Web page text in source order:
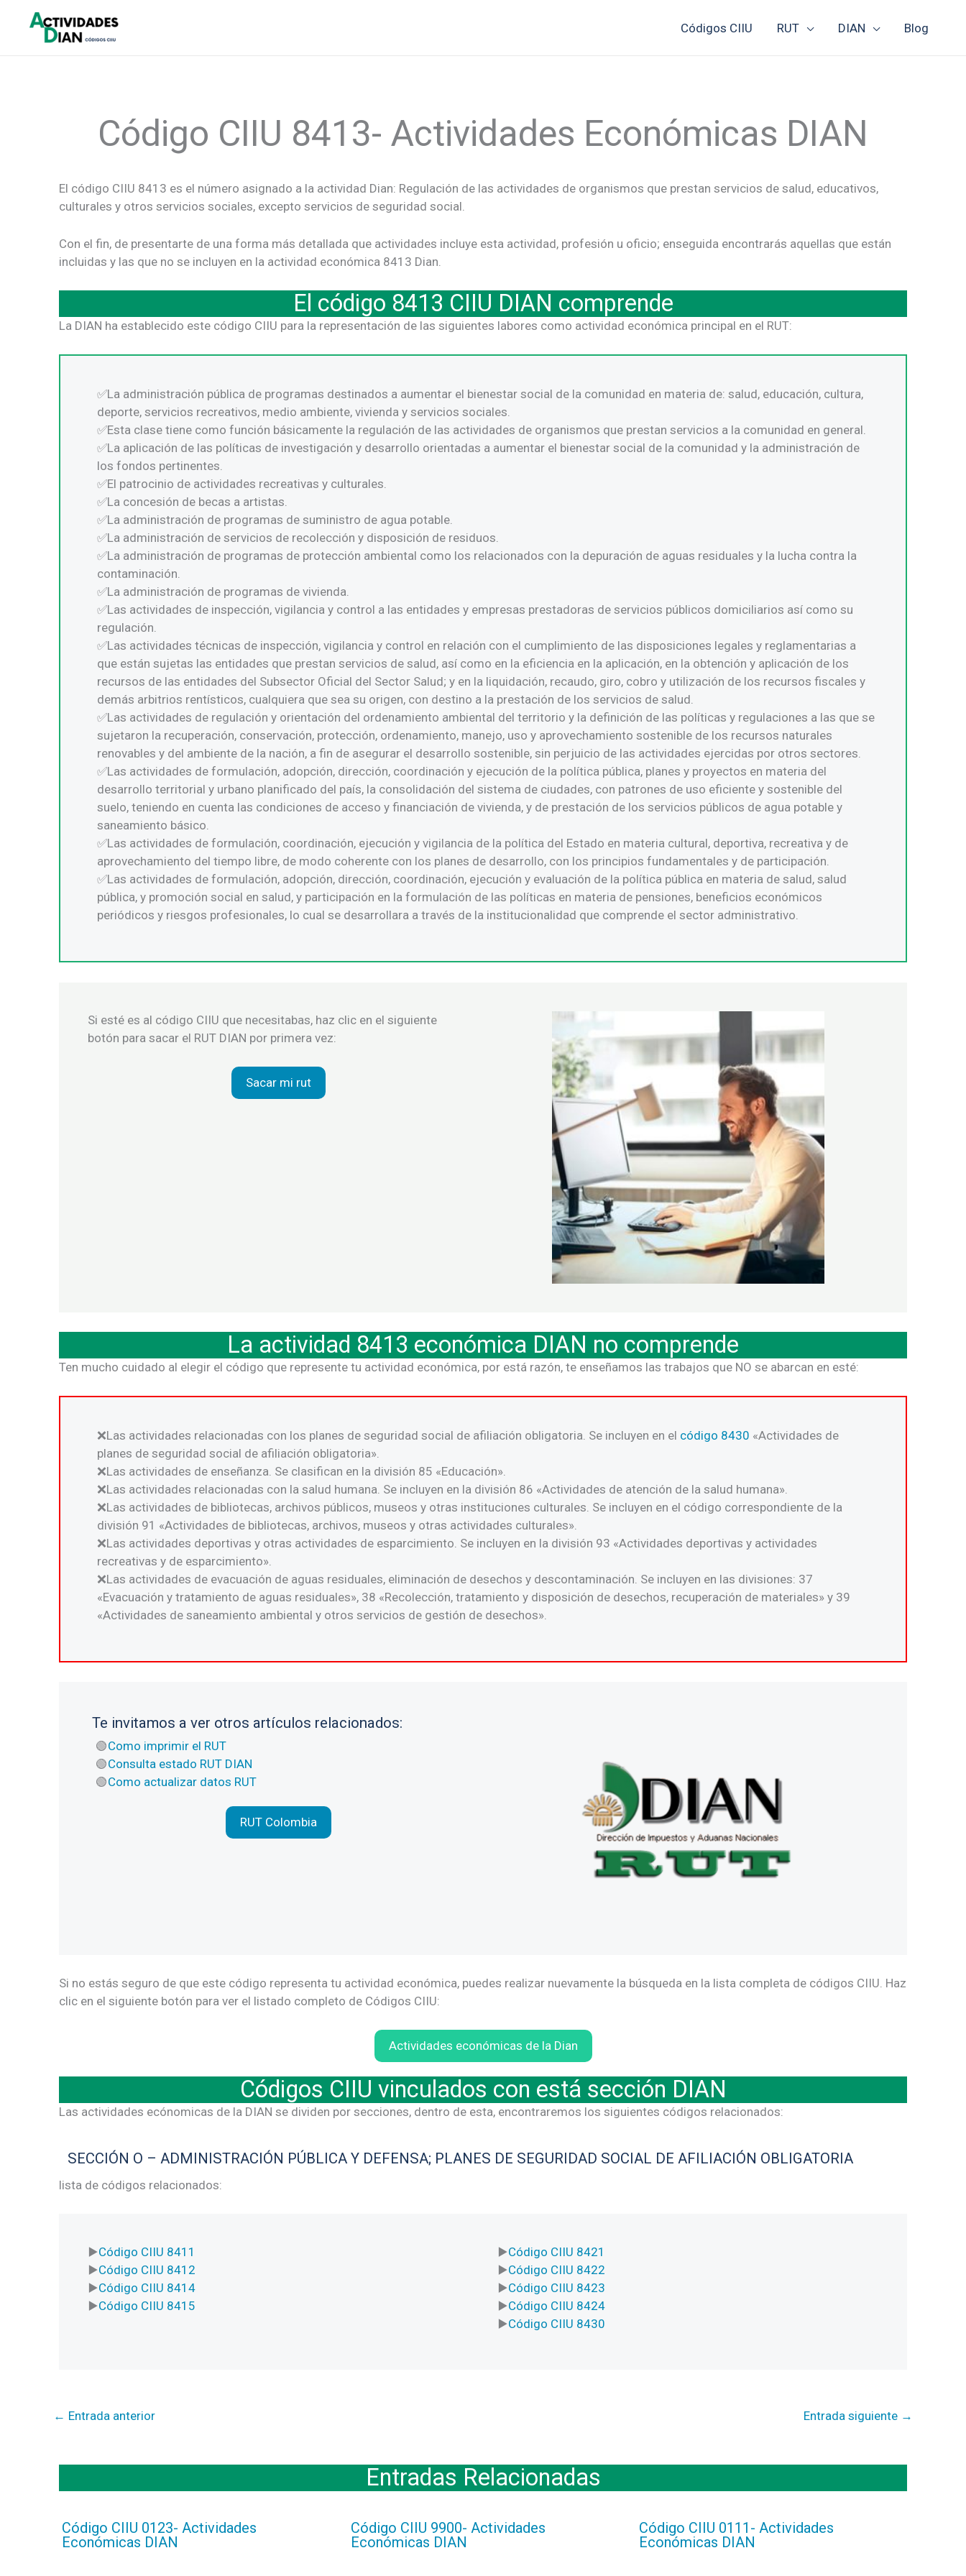
contenido
Códigos CIIU RUT DIAN Blog
Código CIIU 8413- Actividades Económicas DIAN
El código CIIU 8413 es el número asignado a la actividad Dian: Regulación de las actividades de organismos que prestan servicios de salud, educativos,
culturales y otros servicios sociales, excepto servicios de seguridad social.
Con el fin, de presentarte de una forma más detallada que actividades incluye esta actividad, profesión u oficio; enseguida encontrarás aquellas que están
incluidas y las que no se incluyen en la actividad económica 8413 Dian.
El código 8413 CIIU DIAN comprende
La DIAN ha establecido este código CIIU para la representación de las siguientes labores como actividad económica principal en el RUT:
La administración pública de programas destinados a aumentar el bienestar social de la comunidad en materia de: salud, educación, cultura,
deporte, servicios recreativos, medio ambiente, vivienda y servicios sociales.
Esta clase tiene como función básicamente la regulación de las actividades de organismos que prestan servicios a la comunidad en general.
La aplicación de las políticas de investigación y desarrollo orientadas a aumentar el bienestar social de la comunidad y la administración de
los fondos pertinentes.
El patrocinio de actividades recreativas y culturales.
La concesión de becas a artistas.
La administración de programas de suministro de agua potable.
La administración de servicios de recolección y disposición de residuos.
La administración de programas de protección ambiental como los relacionados con la depuración de aguas residuales y la lucha contra la
contaminación.
La administración de programas de vivienda.
Las actividades de inspección, vigilancia y control a las entidades y empresas prestadoras de servicios públicos domiciliarios así como su
regulación.
Las actividades técnicas de inspección, vigilancia y control en relación con el cumplimiento de las disposiciones legales y reglamentarias a
que están sujetas las entidades que prestan servicios de salud, así como en la eficiencia en la aplicación, en la obtención y aplicación de los
recursos de las entidades del Subsector Oficial del Sector Salud; y en la liquidación, recaudo, giro, cobro y utilización de los recursos fiscales y
demás arbitrios rentísticos, cualquiera que sea su origen, con destino a la prestación de los servicios de salud.
Las actividades de regulación y orientación del ordenamiento ambiental del territorio y la definición de las políticas y regulaciones a las que se
sujetaron la recuperación, conservación, protección, ordenamiento, manejo, uso y aprovechamiento sostenible de los recursos naturales
renovables y del ambiente de la nación, a fin de asegurar el desarrollo sostenible, sin perjuicio de las actividades ejercidas por otros sectores.
Las actividades de formulación, adopción, dirección, coordinación y ejecución de la política pública, planes y proyectos en materia del
desarrollo territorial y urbano planificado del país, la consolidación del sistema de ciudades, con patrones de uso eficiente y sostenible del
suelo, teniendo en cuenta las condiciones de acceso y financiación de vivienda, y de prestación de los servicios públicos de agua potable y
saneamiento básico.
Las actividades de formulación, coordinación, ejecución y vigilancia de la política del Estado en materia cultural, deportiva, recreativa y de
aprovechamiento del tiempo libre, de modo coherente con los planes de desarrollo, con los principios fundamentales y de participación.
Las actividades de formulación, adopción, dirección, coordinación, ejecución y evaluación de la política pública en materia de salud, salud
pública, y promoción social en salud, y participación en la formulación de las políticas en materia de pensiones, beneficios económicos
periódicos y riesgos profesionales, lo cual se desarrollara a través de la institucionalidad que comprende el sector administrativo.
Si esté es al código CIIU que necesitabas, haz clic en el siguiente
botón para sacar el RUT DIAN por primera vez:
Sacar mi rut
La actividad 8413 económica DIAN no comprende
Ten mucho cuidado al elegir el código que represente tu actividad económica, por está razón, te enseñamos las trabajos que NO se abarcan en esté:
Las actividades relacionadas con los planes de seguridad social de afiliación obligatoria. Se incluyen en el código 8430 «Actividades de
planes de seguridad social de afiliación obligatoria».
Las actividades de enseñanza. Se clasifican en la división 85 «Educación».
Las actividades relacionadas con la salud humana. Se incluyen en la división 86 «Actividades de atención de la salud humana».
Las actividades de bibliotecas, archivos públicos, museos y otras instituciones culturales. Se incluyen en el código correspondiente de la
división 91 «Actividades de bibliotecas, archivos, museos y otras actividades culturales».
Las actividades deportivas y otras actividades de esparcimiento. Se incluyen en la división 93 «Actividades deportivas y actividades
recreativas y de esparcimiento».
Las actividades de evacuación de aguas residuales, eliminación de desechos y descontaminación. Se incluyen en las divisiones: 37
«Evacuación y tratamiento de aguas residuales», 38 «Recolección, tratamiento y disposición de desechos, recuperación de materiales» y 39
«Actividades de saneamiento ambiental y otros servicios de gestión de desechos».
Te invitamos a ver otros artículos relacionados:
Como imprimir el RUT
Consulta estado RUT DIAN
Como actualizar datos RUT
RUT Colombia
Si no estás seguro de que este código representa tu actividad económica, puedes realizar nuevamente la búsqueda en la lista completa de códigos CIIU. Haz
clic en el siguiente botón para ver el listado completo de Códigos CIIU:
Actividades económicas de la Dian
Códigos CIIU vinculados con está sección DIAN
Las actividades ecónomicas de la DIAN se dividen por secciones, dentro de esta, encontraremos los siguientes códigos relacionados:
SECCIÓN O – ADMINISTRACIÓN PÚBLICA Y DEFENSA; PLANES DE SEGURIDAD SOCIAL DE AFILIACIÓN OBLIGATORIA
lista de códigos relacionados:
Código CIIU 8411
Código CIIU 8412
Código CIIU 8414
Código CIIU 8415
Código CIIU 8421
Código CIIU 8422
Código CIIU 8423
Código CIIU 8424
Código CIIU 8430
← Entrada anterior Entrada siguiente →
Entradas Relacionadas
Código CIIU 0123- Actividades
Económicas DIAN
Código CIIU 9900- Actividades
Económicas DIAN
Código CIIU 0111- Actividades
Económicas DIAN